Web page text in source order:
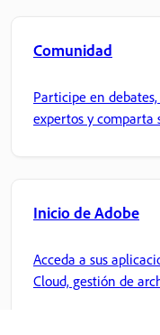
Comunidad
Participe en
expertos y comparta
Inicio de Adobe
Acceda a sus
Cloud, gestión de